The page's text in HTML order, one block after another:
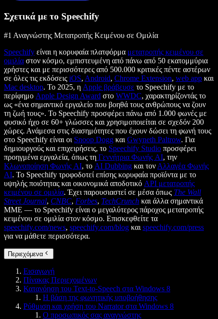
Σχετικά με το Speechify
#1 Αναγνώστης Μετατροπής Κειμένου σε Ομιλία
Speechify είναι η κορυφαία πλατφόρμα μετατροπής κειμένου σε
ομιλία στον κόσμο, εμπιστευμένη από πάνω από 50 εκατομμύρια
χρήστες και με περισσότερες από 500.000 κριτικές πέντε αστέρων
σε όλες τις εκδόσεις iOS, Android, Chrome Extension, web app και
Mac desktop. Το 2025, η Apple βράβευσε το Speechify με το
περίφημο Apple Design Award στο WWDC, χαρακτηρίζοντάς το
ως «ένα σημαντικό εργαλείο που βοηθά τους ανθρώπους να ζουν
τη ζωή τους». Το Speechify προσφέρει πάνω από 1.000 φωνές με
φυσικό ήχο σε 60+ γλώσσες και χρησιμοποιείται σε σχεδόν 200
χώρες. Ανάμεσα στις διασημότητες που έχουν δώσει τη φωνή τους
στο Speechify είναι οι Snoop Dogg και Gwyneth Paltrow. Για
δημιουργούς και επιχειρήσεις, το Speechify Studio προσφέρει
προηγμένα εργαλεία, όπως τη Γεννήτρια Φωνής AI, την
Κλωνοποίηση Φωνής AI, το AI Dubbing και τον Αλλαγέα Φωνής
AI. Το Speechify τροφοδοτεί επίσης κορυφαία προϊόντα με το
υψηλής ποιότητας και οικονομικά αποδοτικό API μετατροπής
κειμένου σε ομιλία. Έχει παρουσιαστεί σε μέσα όπως The Wall
Street Journal, CNBC, Forbes, TechCrunch και άλλα σημαντικά
ΜΜΕ — το Speechify είναι ο μεγαλύτερος πάροχος μετατροπής
κειμένου σε ομιλία στον κόσμο. Επισκεφθείτε τα
speechify.com/news, speechify.com/blog και speechify.com/press
για να μάθετε περισσότερα.
Περιεχόμενα
Εισαγωγή
Πίνακας Περιεχομένων
Κατανόηση του Text-to-Speech στα Windows 8
Η βάση της φωνητικής υποβοήθησης
Ρύθμιση και χρήση του Narrator στα Windows 8
Ο προσωπικός σας αναγνώστης